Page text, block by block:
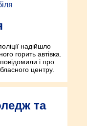
надійшло
горить автівка.
і про
центру.
та